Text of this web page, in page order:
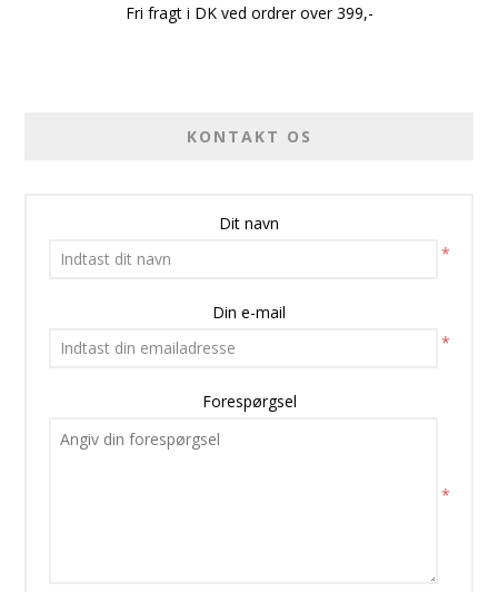
Fri fragt i DK ved ordrer over 399,-
KONTAKT OS
Dit navn
*
Din e-mail
*
Forespørgsel
*